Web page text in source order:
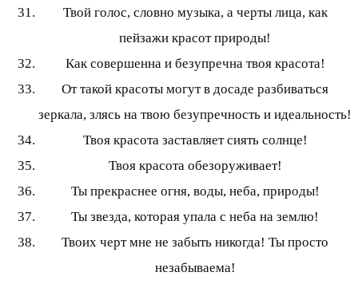
Твой голос, словно музыка, а черты лица, как
пейзажи красот природы!
Как совершенна и безупречна твоя красота!
От такой красоты могут в досаде разбиваться
зеркала, злясь на твою безупречность и идеальность!
Твоя красота заставляет сиять солнце!
Твоя красота обезоруживает!
Ты прекраснее огня, воды, неба, природы!
Ты звезда, которая упала с неба на землю!
Твоих черт мне не забыть никогда! Ты просто
незабываема!